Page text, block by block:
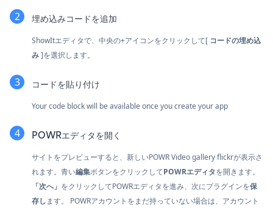
埋め込みコードを追加
ShowItエディタで、中央の+アイコンをクリックして[ コードの埋め込
み]を選択します。
コードを貼り付け
Your code block will be available once you create your app
POWRエディタを開く
サイトをプレビューすると、新しいPOWR Video gallery flickrが表示さ
れます。青い編集ボタンをクリックしてPOWRエディタを開きます。
「次へ」 をクリックしてPOWRエディタを進み、次にプラグインを保
存します。 POWRアカウントをまだ持っていない場合は、アカウント